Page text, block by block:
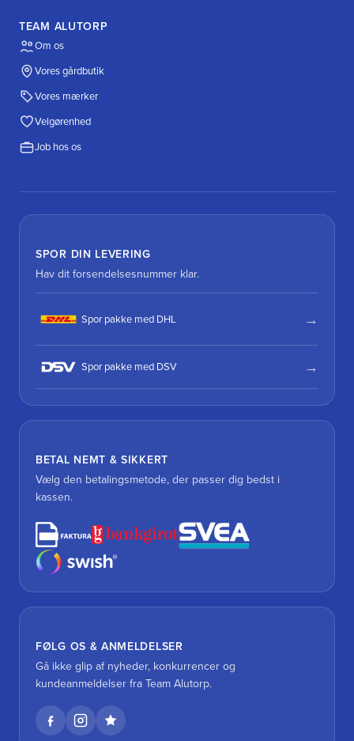
TEAM ALUTORP
Om os
Vores gårdbutik
Vores mærker
Velgørenhed
Job hos os
SPOR DIN LEVERING
Hav dit forsendelsesnummer klar.
Spor pakke med DHL
Spor pakke med DSV
BETAL NEMT & SIKKERT
Vælg den betalingsmetode, der passer dig bedst i
kassen.
FØLG OS & ANMELDELSER
Gå ikke glip af nyheder, konkurrencer og
kundeanmeldelser fra Team Alutorp.